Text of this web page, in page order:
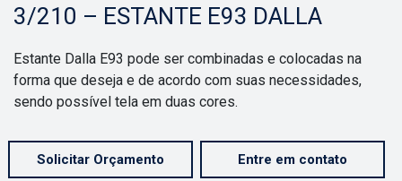
3/210 – ESTANTE E93 DALLA
Estante Dalla E93 pode ser combinadas e colocadas na
forma que deseja e de acordo com suas necessidades,
sendo possível tela em duas cores.
Solicitar Orçamento Entre em contato